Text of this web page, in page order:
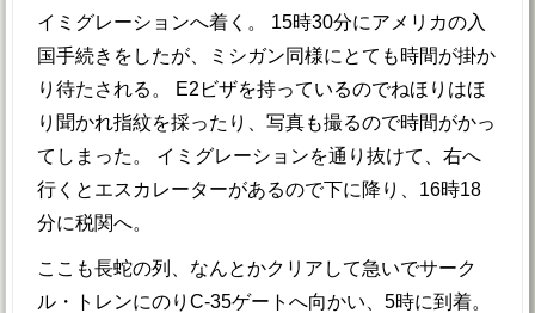
イミグレーションへ着く。 15時30分にアメリカの入
国手続きをしたが、ミシガン同様にとても時間が掛か
り待たされる。 E2ビザを持っているのでねほりはほ
り聞かれ指紋を採ったり、写真も撮るので時間がかっ
てしまった。 イミグレーションを通り抜けて、右へ
行くとエスカレーターがあるので下に降り、16時18
分に税関へ。
ここも長蛇の列、なんとかクリアして急いでサーク
ル・トレンにのりC-35ゲートへ向かい、5時に到着。